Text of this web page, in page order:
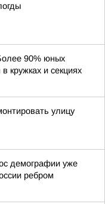
90% юных
кружках и секциях
улицу
демографии уже
ребром